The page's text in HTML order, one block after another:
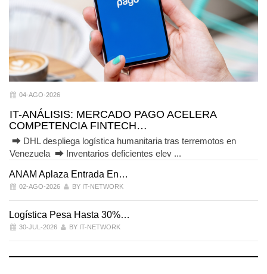
04-AGO-2026
IT-ANÁLISIS: MERCADO PAGO ACELERA
COMPETENCIA FINTECH…
⮕ DHL despliega logística humanitaria tras terremotos en
Venezuela ⮕ Inventarios deficientes elev ...
ANAM Aplaza Entrada En…
02-AGO-2026 BY IT-NETWORK
Logística Pesa Hasta 30%…
30-JUL-2026 BY IT-NETWORK